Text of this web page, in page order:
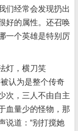
们经常会发现扔出
好的属性。还召唤
一个英雄是特别厉
灯，横刀笑
认为是整个传奇
次，三人不由自主
血量少的怪物，那
说道：“别打搅她